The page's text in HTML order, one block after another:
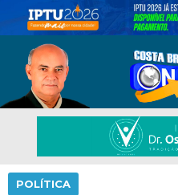
POLÍTICA